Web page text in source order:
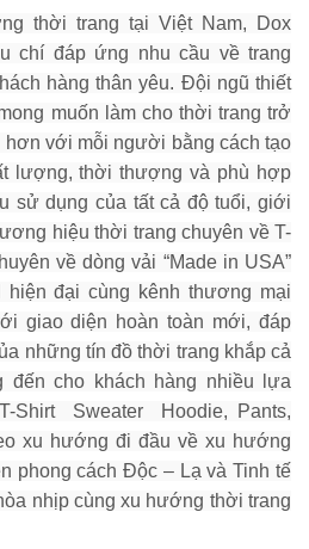
thời trang tại Việt Nam, Dox
chí đáp ứng nhu cầu về trang
hàng thân yêu. Đội ngũ thiết
muốn làm cho thời trang trở
hơn với mỗi người bằng cách tạo
lượng, thời thượng và phù hợp
sử dụng của tất cả độ tuổi, giới
hiệu thời trang chuyên về T-
về dòng vải “Made in USA”
đại cùng kênh thương mại
giao diện hoàn toàn mới, đáp
những tín đồ thời trang khắp cả
đến cho khách hàng nhiều lựa
Shirt Sweater Hoodie, Pants,
xu hướng đi đầu về xu hướng
phong cách Độc – Lạ và Tinh tế
nhịp cùng xu hướng thời trang